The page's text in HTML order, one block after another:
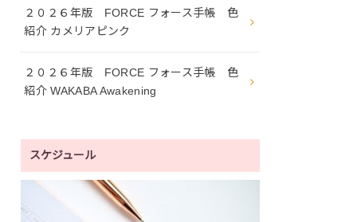
２０２６年版 FORCE フォース手帳 色
紹介 カメリアピンク
２０２６年版 FORCE フォース手帳 色
紹介 WAKABA Awakening
スケジュール